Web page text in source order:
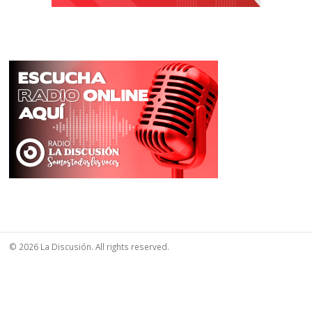
© 2026 La Discusión. All rights reserved.